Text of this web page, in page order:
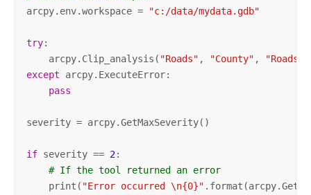
arcpy.env.workspace =
"c:/data/mydata.gdb"
try:
    arcpy.Clip_analysis(
"Roads" , "County" ,
except arcpy.ExecuteError:
pass
severity = arcpy.GetMaxSeverity()
if severity == 2:
# If the tool returned an error
    print(
"Error occurred \n{0}"